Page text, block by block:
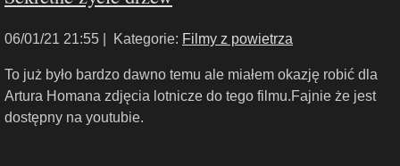
06/01/21 21:55 | Kategorie: Filmy z powietrza
To już było bardzo dawno temu ale miałem okazję robić dla
Artura Homana zdjęcia lotnicze do tego filmu.Fajnie że jest
dostępny na youtubie.